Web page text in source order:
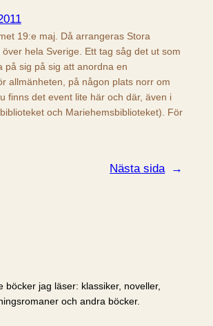
19:e maj. Då arrangeras Stora
hela Sverige. Ett tag såg det ut som
på sig på sig att anordna en
allmänheten, på någon plats norr om
finns det event lite här och där, även i
och Mariehemsbiblioteket). För
Nästa sida →
böcker jag läser: klassiker, noveller,
och andra böcker.